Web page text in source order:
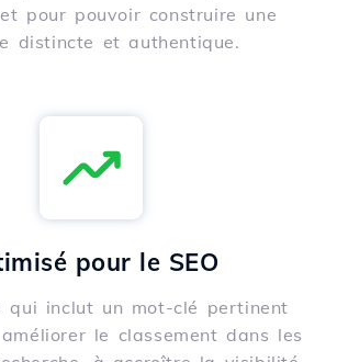
pour pouvoir construire une
distincte et authentique.
pour le SEO
qui inclut un mot-clé pertinent
le classement dans les